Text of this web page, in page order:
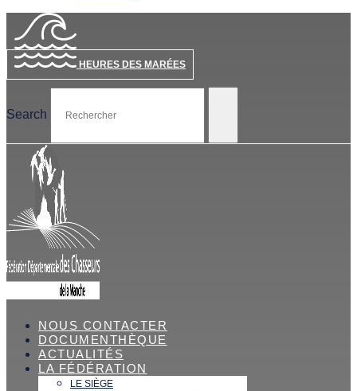
HEURES DES MARÉES
Search
NOUS CONTACTER
DOCUMENTHÈQUE
ACTUALITÉS
LA FÉDÉRATION
LE SIÈGE